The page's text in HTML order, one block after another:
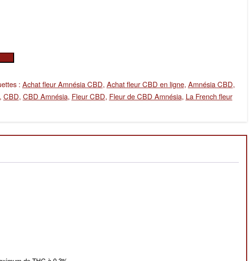
: Achat fleur Amnésia CBD, Achat fleur CBD en ligne, Amnésia CBD,
, CBD, CBD Amnésia, Fleur CBD, Fleur de CBD Amnésia, La French fleur